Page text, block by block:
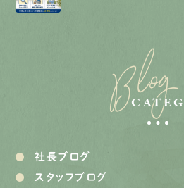
Blog
社長ブログ
スタッフブログ